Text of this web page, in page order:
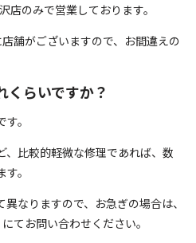
店のみで営業しております。
舗がございますので、お間違えの
くらいですか？
。
、比較的軽微な修理であれば、数
。
なりますので、お急ぎの場合は、
てお問い合わせください。